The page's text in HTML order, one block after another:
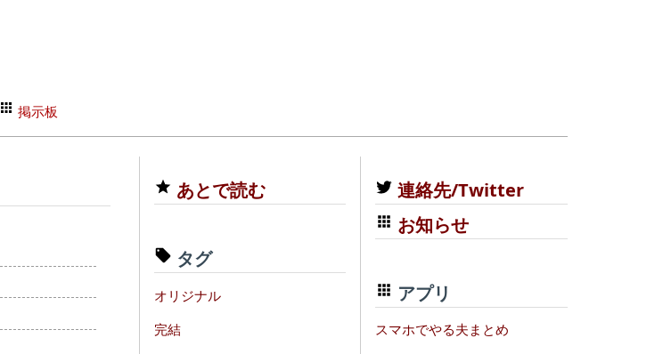
掲示板
あとで読む
タグ
オリジナル
完結
連絡先/Twitter
お知らせ
アプリ
スマホでやる夫まとめ